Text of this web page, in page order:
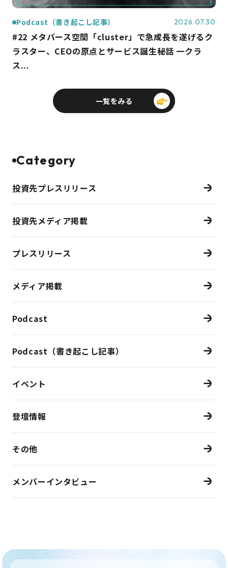
Podcast（書き起こし記事） 2026.07.30
#22 メタバース空間「cluster」で急成長を遂げるク
ラスター、CEOの原点とサービス誕生秘話 一クラ
ス...
一覧をみる
Category
投資先プレスリリース
投資先メディア掲載
プレスリリース
メディア掲載
Podcast
Podcast（書き起こし記事）
イベント
登壇情報
その他
メンバーインタビュー